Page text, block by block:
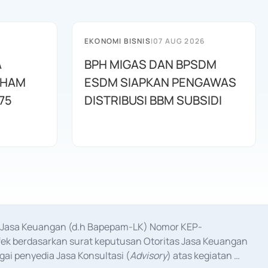
EKONOMI BISNIS|07 AUG 2026
BPH MIGAS DAN BPSDM
ESDM SIAPKAN PENGAWAS
DISTRIBUSI BBM SUBSIDI
Keuangan (d.h Bapepam-LK) Nomor KEP-
berdasarkan surat keputusan Otoritas Jasa Keuangan
penyedia Jasa Konsultasi (Advisory) atas kegiatan